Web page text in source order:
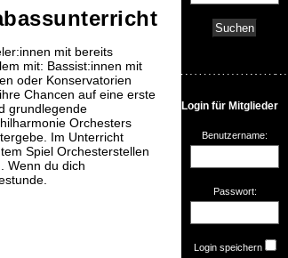
Login für Mitglieder
Benutzername:
Passwort:
Login speichern
mit bereits
mit: Bassist:innen mit
oder Konservatorien
Chancen auf eine erste
grundlegende
Orchesters
Im Unterricht
Spiel Orchesterstellen
Wenn du dich